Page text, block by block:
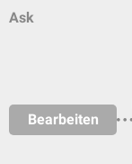
Ask
Bearbeiten